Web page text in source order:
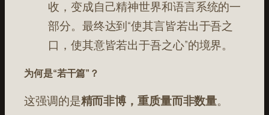
收，变成自己精神世界和语言系统的一
部分。最终达到“使其言皆若出于吾之
口，使其意皆若出于吾之心”的境界。
为何是“若干篇”？
这强调的是精而非博，重质量而非数量。